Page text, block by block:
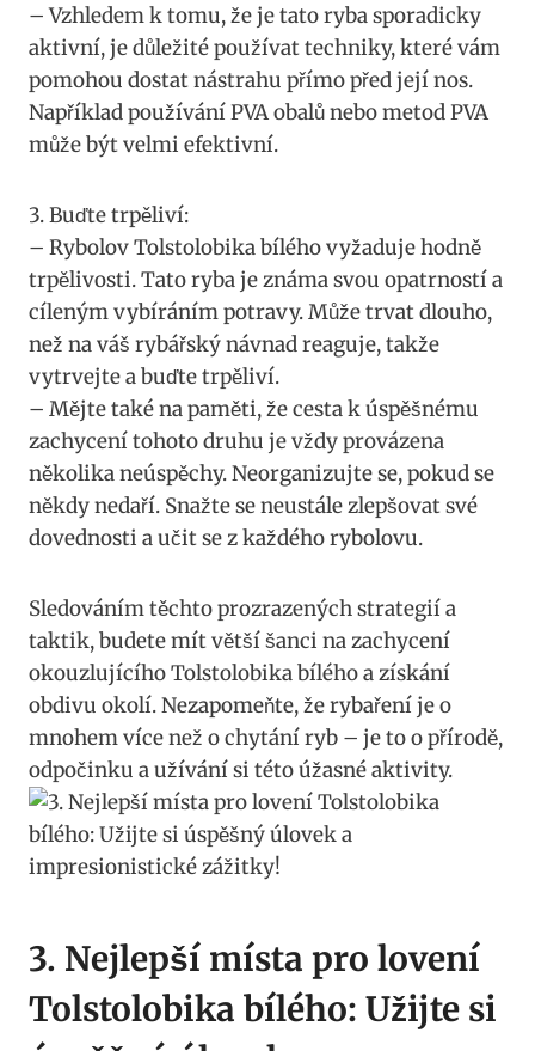
– Vzhledem ​k tomu, že je⁤ tato ryba sporadicky
‍aktivní, je‍ důležité⁢ používat techniky, které vám⁤
pomohou dostat nástrahu přímo před její nos.
Například používání PVA obalů nebo metod PVA
může být velmi efektivní.
3. Buďte trpěliví:
– Rybolov Tolstolobika bílého vyžaduje hodně
trpělivosti. ⁤Tato ryba je známa svou opatrností a
cíleným vybíráním potravy. Může trvat dlouho,
než na váš ⁤rybářský návnad‍ reaguje, takže
vytrvejte a buďte ⁢trpěliví.
– Mějte také na ‍paměti, že⁢ cesta k‌ úspěšnému
zachycení tohoto druhu⁢ je vždy ‌provázena
několika neúspěchy. Neorganizujte‍ se, pokud se
někdy nedaří. Snažte se‍ neustále zlepšovat své‌
dovednosti a učit se z každého⁢ rybolovu.
Sledováním⁤ těchto prozrazených strategií‍ a
taktik,⁢ budete mít větší‌ šanci ⁣na zachycení
okouzlujícího Tolstolobika bílého a⁤ získání
obdivu okolí. Nezapomeňte, že rybaření je o‍
mnohem ⁤více než o chytání ryb – je to o přírodě,
odpočinku a užívání si této úžasné aktivity.
3. Nejlepší místa pro lovení‌
Tolstolobika bílého: Užijte si